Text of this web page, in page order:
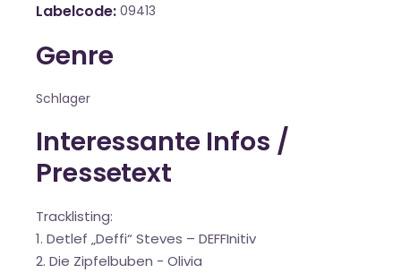
Labelcode 09413
Genre
Schlager
Interessante Infos /
Pressetext
Tracklisting:
1. Detlef „Deffi“ Steves – DEFFInitiv
2. Die Zipfelbuben - Olivia